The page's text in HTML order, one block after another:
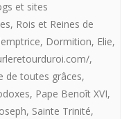
Appel
et sites
, Rois et Reines de
, Dormition, Elie,
,
de toutes grâces,
, Pape Benoît XVI,
, Sainte Trinité,